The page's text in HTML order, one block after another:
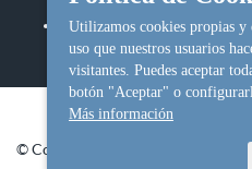
Política de cookies
© Copyright Ceida.
Utilizamos cookies propias y
uso que nuestros usuarios
visitantes. Puedes aceptar
botón "Aceptar" o
Más información